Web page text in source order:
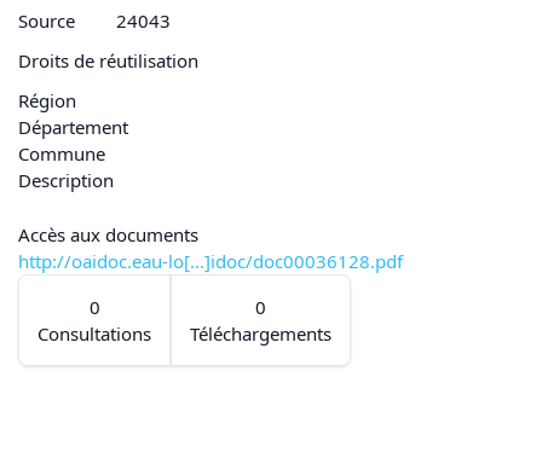
Source
24043
Droits de réutilisation
Région
Département
Commune
Description
Accès aux documents
http://oaidoc.eau-lo[...]idoc/doc00036128.pdf
0
Consultations
0
Téléchargements